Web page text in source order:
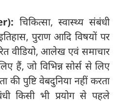
चिकित्सा, स्वास्थ्य संबंधी
पुराण आदि विषयों पर
वीडियो, आलेख एवं समाचार
हैं, जो विभिन्न सोर्स से लिए
पुष्टि वेबदुनिया नहीं करता
किसी भी प्रयोग से पहले